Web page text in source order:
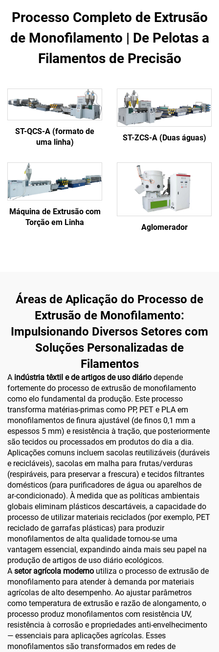
Processo Completo de Extrusão
de Monofilamento | De Pelotas a
Filamentos de Precisão
ST-QCS-A (formato de
uma linha)
ST-ZCS-A (Duas águas)
Máquina de Extrusão com
Torção em Linha
Aglomerador
Áreas de Aplicação do Processo de
Extrusão de Monofilamento:
Impulsionando Diversos Setores com
Soluções Personalizadas de
Filamentos
A indústria têxtil e de artigos de uso diário depende
fortemente do processo de extrusão de monofilamento
como elo fundamental da produção. Este processo
transforma matérias-primas como PP, PET e PLA em
monofilamentos de finura ajustável (de finos 0,1 mm a
espessos 5 mm) e resistência à tração, que posteriormente
são tecidos ou processados em produtos do dia a dia.
Aplicações comuns incluem sacolas reutilizáveis (duráveis
e recicláveis), sacolas em malha para frutas/verduras
(respiráveis, para preservar a frescura) e tecidos filtrantes
domésticos (para purificadores de água ou aparelhos de
ar-condicionado). À medida que as políticas ambientais
globais eliminam plásticos descartáveis, a capacidade do
processo de utilizar materiais reciclados (por exemplo, PET
reciclado de garrafas plásticas) para produzir
monofilamentos de alta qualidade tornou-se uma
vantagem essencial, expandindo ainda mais seu papel na
produção de artigos de uso diário ecológicos.
A setor agrícola moderno utiliza o processo de extrusão de
monofilamento para atender à demanda por materiais
agrícolas de alto desempenho. Ao ajustar parâmetros
como temperatura de extrusão e razão de alongamento, o
processo produz monofilamentos com resistência UV,
resistência à corrosão e propriedades anti-envelhecimento
— essenciais para aplicações agrícolas. Esses
monofilamentos são transformados em redes de